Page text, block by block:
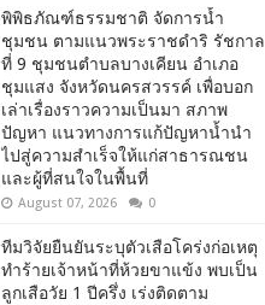
พิพิธภัณฑ์ธรรมชาติ จัดการน้ำ
ชุมชน ตามแนวพระราชดำริ รัชกาล
ที่ 9 ชุมชนตำบลบางเคียน อำเภอ
ชุมแสง จังหวัดนครสวรรค์ เพื่อบอก
เล่าเรื่องราวความเป็นมา สภาพ
ปัญหา แนวทางการแก้ปัญหาน้ำนำ
ไปสู่ความสำเร็จให้แก่สาธารณชน
และผู้ที่สนใจในพื้นที่
August 07, 2026 0
ทีมวิจัยยืนยันระบุตัวเสือโคร่งก่อเหตุ
ทำร้ายเจ้าหน้าที่ห้วยขาแข้ง พบเป็น
ลูกเสือวัย 1 ปีครึ่ง เร่งติดตาม